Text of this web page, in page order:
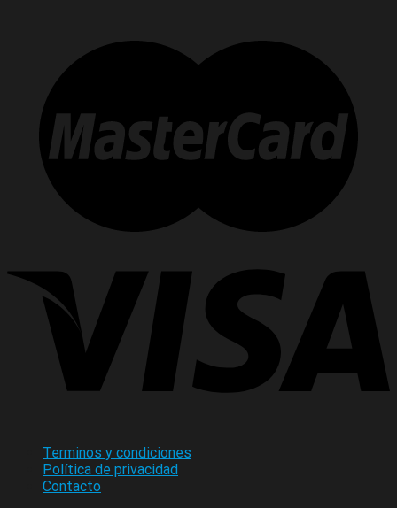
Terminos y condiciones
Política de privacidad
Contacto